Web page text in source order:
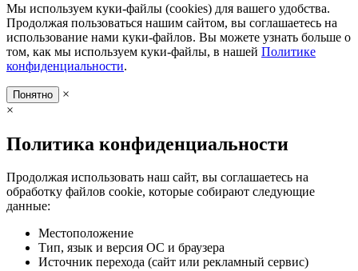
Мы используем куки-файлы (cookies) для вашего удобства.
Продолжая пользоваться нашим сайтом, вы соглашаетесь на
использование нами куки-файлов. Вы можете узнать больше о
том, как мы используем куки-файлы, в нашей Политике
конфиденциальности.
Понятно
×
×
Политика конфиденциальности
Продолжая использовать наш сайт, вы соглашаетесь на
обработку файлов cookie, которые собирают следующие
данные:
Местоположение
Тип, язык и версия ОС и браузера
Источник перехода (сайт или рекламный сервис)